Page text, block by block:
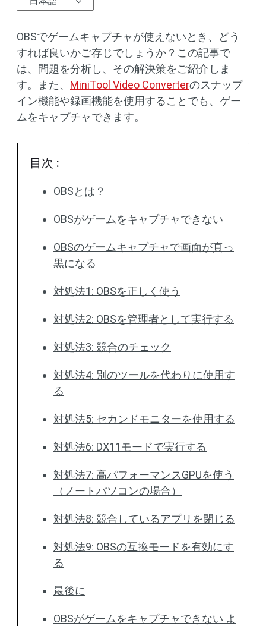
OBSでゲームキャプチャが使えないとき、どう
すれば良いかご存じでしょうか？この記事で
は、問題を分析し、その解決策をご紹介しま
す。また、 MiniTool Video Converterのスナップ
イン機能や録画機能を使用することでも、ゲー
ムをキャプチャできます。
目次 :
OBSとは？
OBSがゲームをキャプチャできない
OBSのゲームキャプチャで画面が真っ
黒になる
対処法1: OBSを正しく使う
対処法2: OBSを管理者として実行する
対処法3: 競合のチェック
対処法4: 別のツールを代わりに使用す
る
対処法5: セカンドモニターを使用する
対処法6: DX11モードで実行する
対処法7: 高パフォーマンスGPUを使う
（ノートパソコンの場合）
対処法8: 競合しているアプリを閉じる
対処法9: OBSの互換モードを有効にす
る
最後に
OBSがゲームをキャプチャできない よ